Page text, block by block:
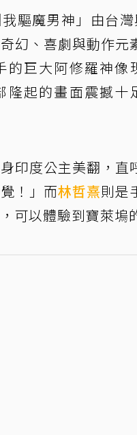
我驅魔男神」由台
幻、喜劇與動作
的巨大阿修羅神
隆起的畫面震撼
印度公主美翻，
！」而林哲熹則是
可以體驗到寶萊塢